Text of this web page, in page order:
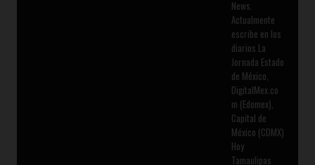
News.
Actualmente
escribe en los
diarios La
Jornada Estado
de México,
DigitalMex.co
m (Edomex),
Capital de
México (CDMX)
Hoy
Tamaulipas